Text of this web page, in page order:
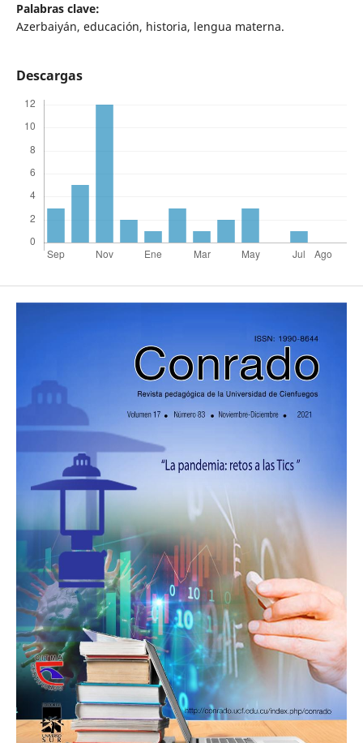
Palabras clave:
Azerbaiyán, educación, historia, lengua materna.
Descargas